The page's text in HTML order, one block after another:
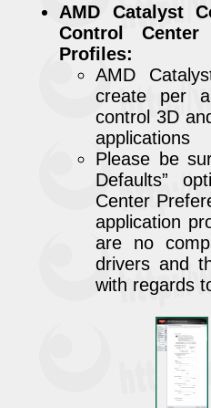
AMD Catalyst
Control Center
Profiles:
AMD
create per
control 3D
applications
Please be
Defaults”
Center
application
are no
drivers and
with regards